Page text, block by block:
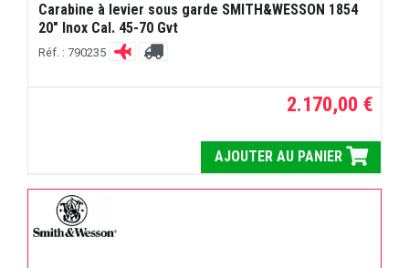
Carabine à levier sous garde SMITH&WESSON 1854
20" Inox Cal. 45-70 Gvt
Réf. : 790235
2.170,00 €
AJOUTER AU PANIER